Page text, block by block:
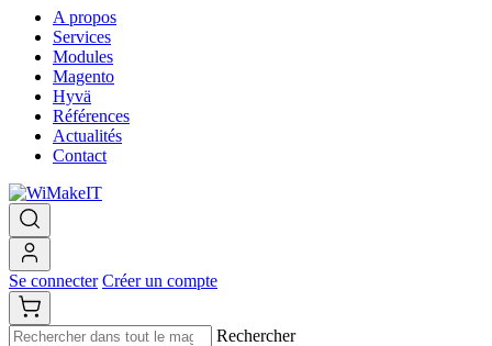
A propos
Services
Modules
Magento
Hyvä
Références
Actualités
Contact
Se connecter Créer un compte
Rechercher